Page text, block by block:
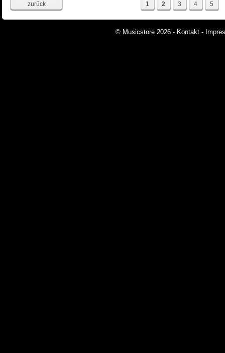
zurück 1 2 3 4 5
© Musicstore 2026 - Kontakt -